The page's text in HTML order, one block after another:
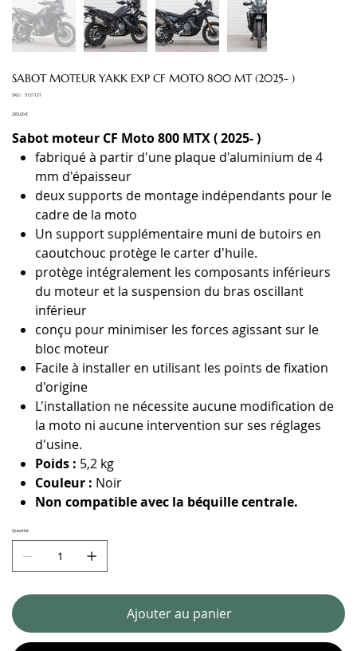
SABOT MOTEUR YAKK EXP CF MOTO 800 MT (2025- )
SKU : SKU
3121121
Prix
285,00 €
Sabot moteur CF Moto 800 MTX ( 2025- )
fabriqué à partir d'une plaque d'aluminium de 4
mm d'épaisseur
deux supports de montage indépendants pour le
cadre de la moto
Un support supplémentaire muni de butoirs en
caoutchouc protège le carter d'huile.
protège intégralement les composants inférieurs
du moteur et la suspension du bras oscillant
inférieur
conçu pour minimiser les forces agissant sur le
bloc moteur
Facile à installer en utilisant les points de fixation
d'origine
L'installation ne nécessite aucune modification de
la moto ni aucune intervention sur ses réglages
d'usine.
Poids : 5,2 kg
Couleur : Noir
Non compatible avec la béquille centrale.
Quantité
Ajouter au panier